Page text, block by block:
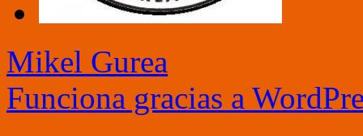
Mikel Gurea
Funciona gracias a